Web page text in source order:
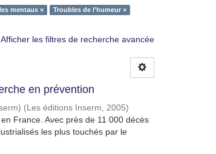
mentaux ×
Troubles de l'humeur ×
Afficher les filtres de recherche avancée
en prévention
(Les éditions Inserm, 2005)
France. Avec près de 11 000 décès
les plus touchés par le